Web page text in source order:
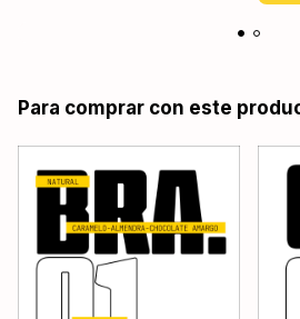
Para comprar con este